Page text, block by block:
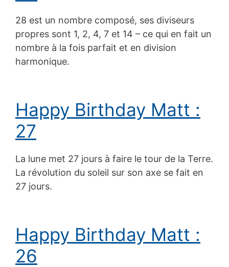
28 est un nombre composé, ses diviseurs
propres sont 1, 2, 4, 7 et 14 – ce qui en fait un
nombre à la fois parfait et en division
harmonique.
Happy Birthday Matt :
27
La lune met 27 jours à faire le tour de la Terre.
La révolution du soleil sur son axe se fait en
27 jours.
Happy Birthday Matt :
26